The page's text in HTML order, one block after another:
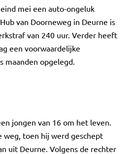
mei een auto-ongeluk
van Doorneweg in Deurne is
van 240 uur. Verder heeft
een voorwaardelijke
maanden opgelegd.
jongen van 16 om het leven.
weg, toen hij werd geschept
uit Deurne. Volgens de rechter